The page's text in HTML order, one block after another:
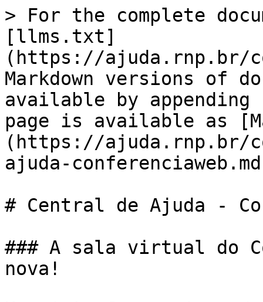
> For the complete
[llms.txt]
(https://ajuda.rnp.br/
Markdown versions of
available by
page is available as
(https://ajuda.rnp.br/
ajuda-
# Central de Ajuda -
### A sala virtual do
nova!